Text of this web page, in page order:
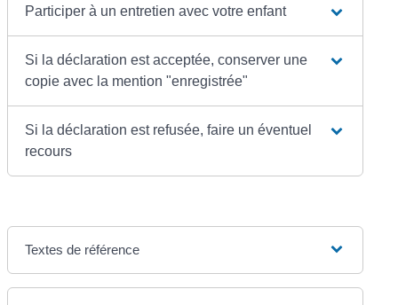
Participer à un entretien avec votre enfant
Si la déclaration est acceptée, conserver une
copie avec la mention "enregistrée"
Si la déclaration est refusée, faire un éventuel
recours
Textes de référence